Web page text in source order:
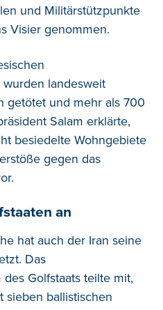
und Militärstützpunkte
Visier genommen.
landesweit
getötet und mehr als 700
Salam erklärte,
besiedelte Wohngebiete
gegen das
an
hat auch der Iran seine
Das
Golfstaats teilte mit,
sieben ballistischen